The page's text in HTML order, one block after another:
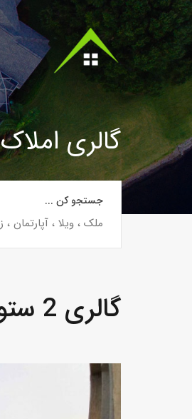
گالری املاک
جستجو کن ...
گالری 2 ستونه